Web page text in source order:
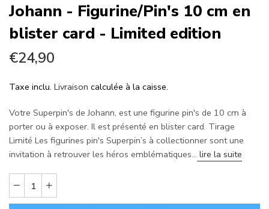
Johann - Figurine/Pin's 10 cm en
blister card - Limited edition
€24,90
Taxe inclu. Livraison calculée à la caisse.
Votre Superpin's de Johann, est une figurine pin's de 10 cm à
porter ou à exposer. Il est présenté en blister card. Tirage
Limité Les figurines pin's Superpin’s à collectionner sont une
invitation à retrouver les héros emblématiques... lire la suite